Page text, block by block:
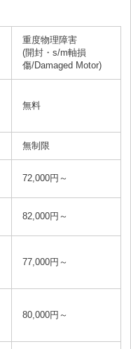
重度物理障害
(開封・s/m軸損
傷/Damaged Motor)
無料
無制限
72,000円～
82,000円～
77,000円～
80,000円～